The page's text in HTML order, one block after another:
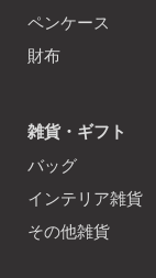
ペンケース
財布
雑貨・ギフト
バッグ
インテリア雑貨
その他雑貨